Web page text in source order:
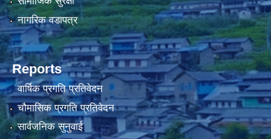
नागरिक वडापत्र
Reports
वार्षिक प्रगति प्रतिवेदन
चौमासिक प्रगति प्रतिवेदन
सार्वजनिक सुनुवाई